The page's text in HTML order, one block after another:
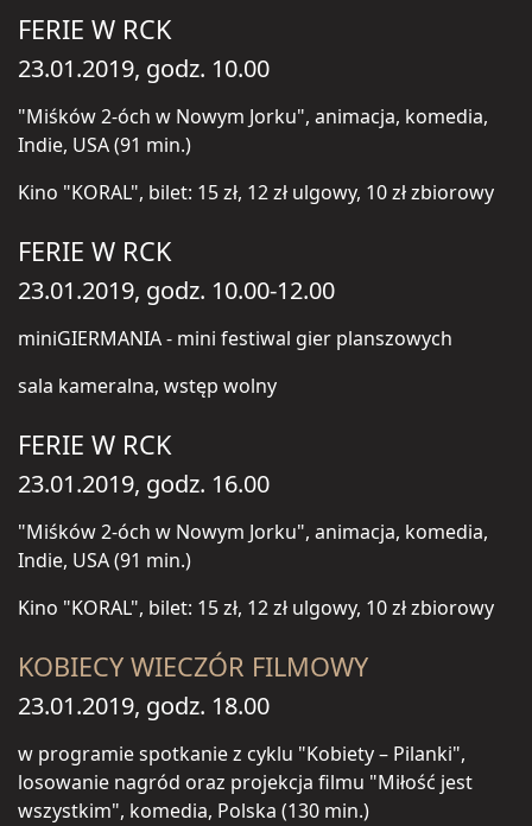
FERIE W RCK
23.01.2019, godz. 10.00
"Miśków 2-óch w Nowym Jorku", animacja, komedia,
Indie, USA (91 min.)
Kino "KORAL", bilet: 15 zł, 12 zł ulgowy, 10 zł zbiorowy
FERIE W RCK
23.01.2019, godz. 10.00-12.00
miniGIERMANIA - mini festiwal gier planszowych
sala kameralna, wstęp wolny
FERIE W RCK
23.01.2019, godz. 16.00
"Miśków 2-óch w Nowym Jorku", animacja, komedia,
Indie, USA (91 min.)
Kino "KORAL", bilet: 15 zł, 12 zł ulgowy, 10 zł zbiorowy
KOBIECY WIECZÓR FILMOWY
23.01.2019, godz. 18.00
w programie spotkanie z cyklu "Kobiety – Pilanki",
losowanie nagród oraz projekcja filmu "Miłość jest
wszystkim", komedia, Polska (130 min.)